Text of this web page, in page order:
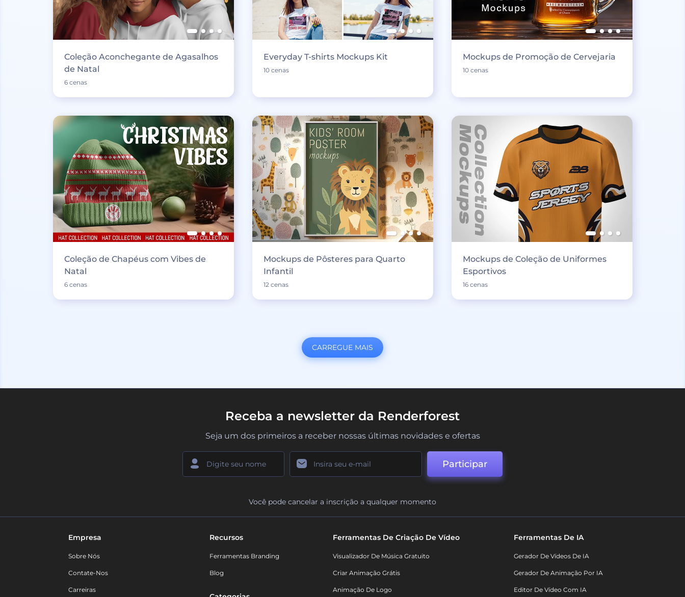
Coleção Aconchegante de Agasalhos
de Natal
6 cenas
Everyday T-shirts Mockups Kit
10 cenas
Mockups de Promoção de Cervejaria
10 cenas
Coleção de Chapéus com Vibes de
Natal
6 cenas
Mockups de Pôsteres para Quarto
Infantil
12 cenas
Mockups de Coleção de Uniformes
Esportivos
16 cenas
CARREGUE MAIS
Receba a newsletter da Renderforest
Seja um dos primeiros a receber nossas últimas novidades e ofertas
Participar
Você pode cancelar a inscrição a qualquer momento
Empresa
Sobre Nós
Contate-Nos
Carreiras
Recursos
Ferramentas Branding
Blog
Ferramentas De Criação De Vídeo
Visualizador De Música Gratuito
Criar Animação Grátis
Animação De Logo
Ferramentas De IA
Gerador De Vídeos De IA
Gerador De Animação Por IA
Editor De Vídeo Com IA